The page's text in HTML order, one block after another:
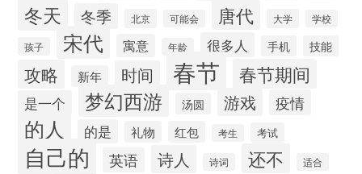
冬天 冬季 北京 可能会 唐代 大学 学校
孩子 宋代 寓意 年龄 很多人 手机 技能
攻略 新年 时间 春节 春节期间
是一个 梦幻西游 汤圆 游戏 疫情
的人 的是 礼物 红包 考生 考试
自己的 英语 诗人 诗词 还不 适合